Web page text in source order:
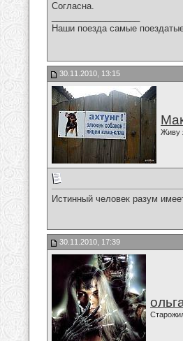
Согласна.
Наши поезда самые
30.11.2010, 13:15
Живу
Истинный человек разум
30.11.2010, 17:39